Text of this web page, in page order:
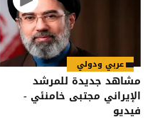
عربي ودولي
مشاهد جديدة للمرشد
الإيراني مجتبى خامنئي -
فيديو